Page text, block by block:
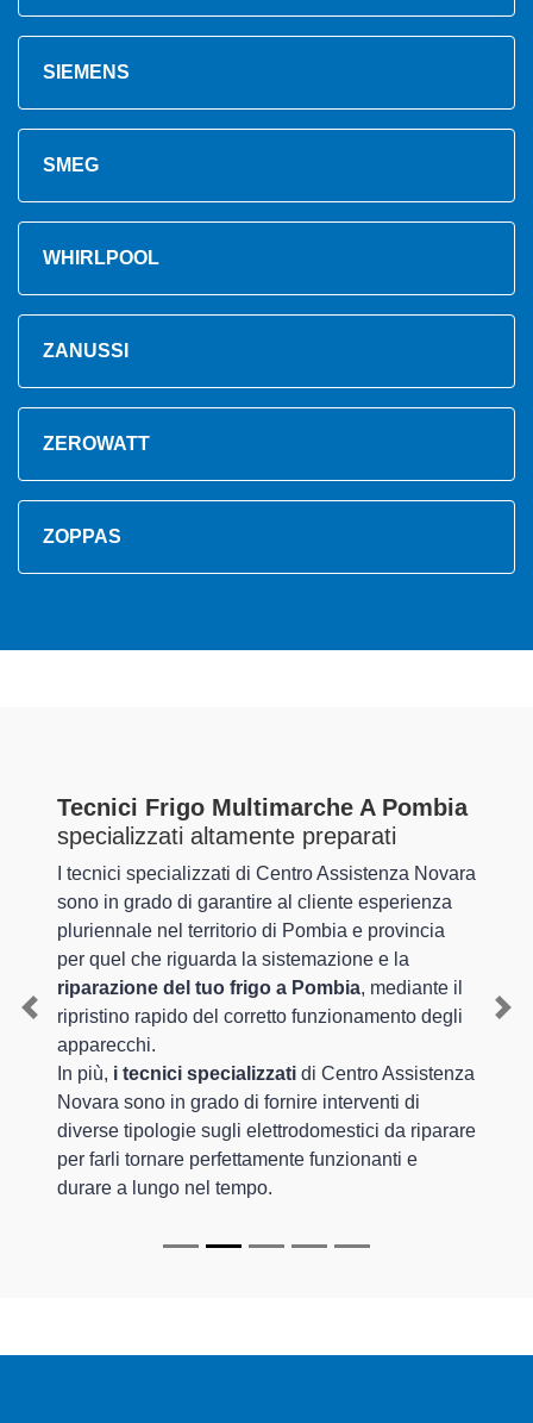
SIEMENS
SMEG
WHIRLPOOL
ZANUSSI
ZEROWATT
ZOPPAS
Tecnici Frigo Multimarche A Pombia
specializzati altamente preparati
I tecnici specializzati di Centro Assistenza Novara
sono in grado di garantire al cliente esperienza
pluriennale nel territorio di Pombia e provincia
per quel che riguarda la sistemazione e la
riparazione del tuo frigo a Pombia, mediante il
ripristino rapido del corretto funzionamento degli
apparecchi.
In più, i tecnici specializzati di Centro Assistenza
Novara sono in grado di fornire interventi di
diverse tipologie sugli elettrodomestici da riparare
per farli tornare perfettamente funzionanti e
durare a lungo nel tempo.
Previous